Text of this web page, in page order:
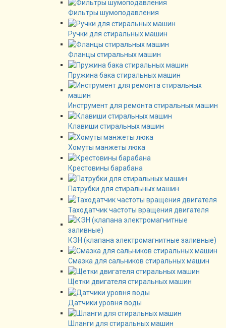
Фильтры шумоподавления
Ручки для стиральных машин
Фланцы стиральных машин
Пружина бака стиральных машин
Инструмент для ремонта стиральных машин
Клавиши стиральных машин
Хомуты манжеты люка
Крестовины барабана
Патрубки для стиральных машин
Таходатчик частоты вращения двигателя
КЭН (клапана электромагнитные заливные)
Смазка для сальников стиральных машин
Щетки двигателя стиральных машин
Датчики уровня воды
Шланги для стиральных машин